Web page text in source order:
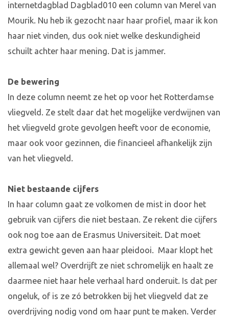
internetdagblad Dagblad010 een column van Merel van
Mourik. Nu heb ik gezocht naar haar profiel, maar ik kon
haar niet vinden, dus ook niet welke deskundigheid
schuilt achter haar mening. Dat is jammer.
De bewering
In deze column neemt ze het op voor het Rotterdamse
vliegveld. Ze stelt daar dat het mogelijke verdwijnen van
het vliegveld grote gevolgen heeft voor de economie,
maar ook voor gezinnen, die financieel afhankelijk zijn
van het vliegveld.
Niet bestaande cijfers
In haar column gaat ze volkomen de mist in door het
gebruik van cijfers die niet bestaan. Ze rekent die cijfers
ook nog toe aan de Erasmus Universiteit. Dat moet
extra gewicht geven aan haar pleidooi. Maar klopt het
allemaal wel? Overdrijft ze niet schromelijk en haalt ze
daarmee niet haar hele verhaal hard onderuit. Is dat per
ongeluk, of is ze zó betrokken bij het vliegveld dat ze
overdrijving nodig vond om haar punt te maken. Verder